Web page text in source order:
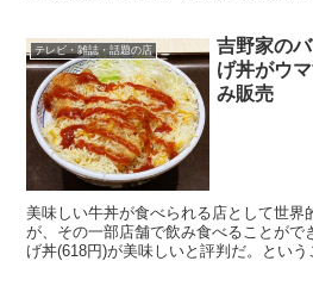
テレビ・雑誌・話題の店
吉野家の
げ丼がウ
み販売
美味しい牛丼が食べられる店として世界
が、その一部店舗で飲み食べることがで
げ丼(618円)が美味しいと評判だ。という